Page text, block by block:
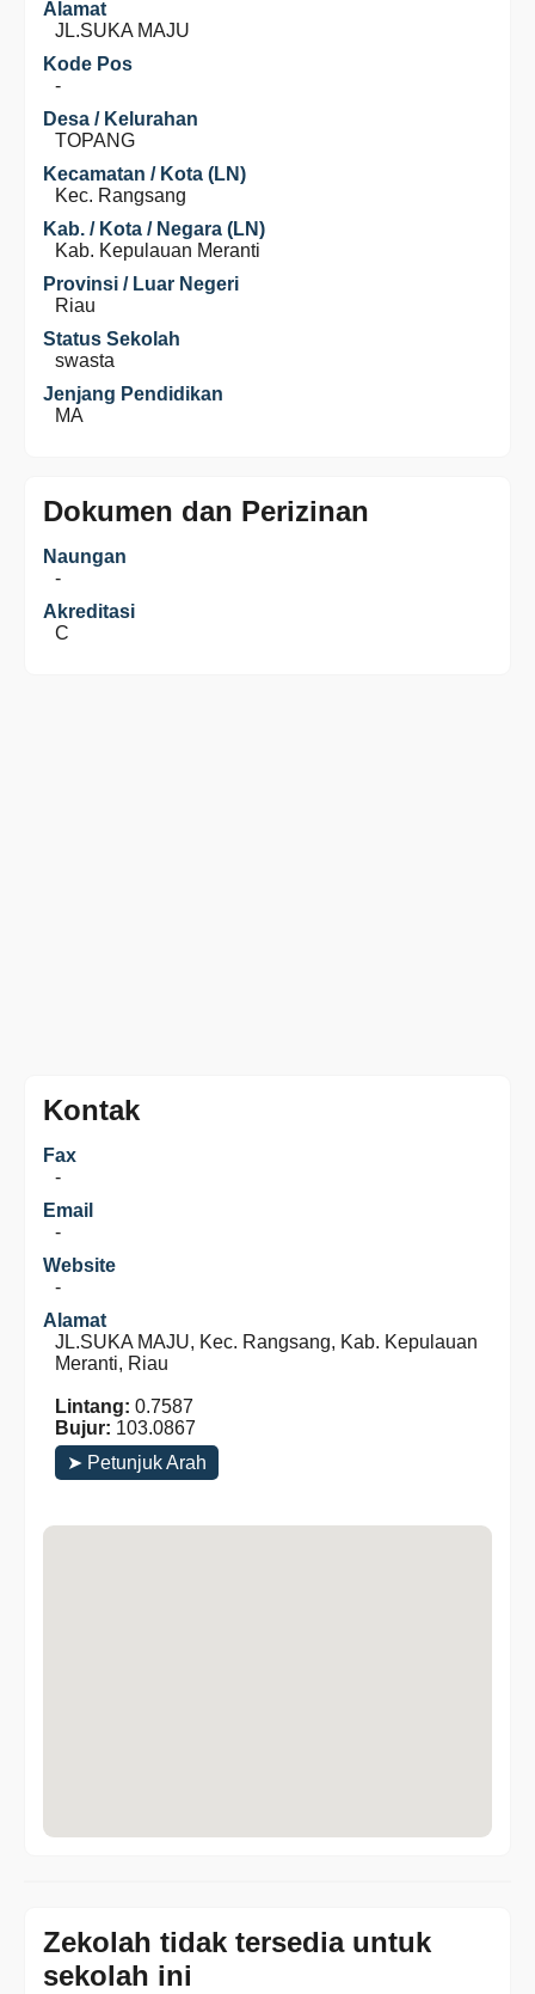
Alamat
JL.SUKA MAJU
Kode Pos
-
Desa / Kelurahan
TOPANG
Kecamatan / Kota (LN)
Kec. Rangsang
Kab. / Kota / Negara (LN)
Kab. Kepulauan Meranti
Provinsi / Luar Negeri
Riau
Status Sekolah
swasta
Jenjang Pendidikan
MA
Dokumen dan Perizinan
Naungan
-
Akreditasi
C
Kontak
Fax
-
Email
-
Website
-
Alamat
JL.SUKA MAJU, Kec. Rangsang, Kab. Kepulauan
Meranti, Riau
Lintang: 0.7587
Bujur: 103.0867
➤ Petunjuk Arah
Zekolah tidak tersedia untuk
sekolah ini